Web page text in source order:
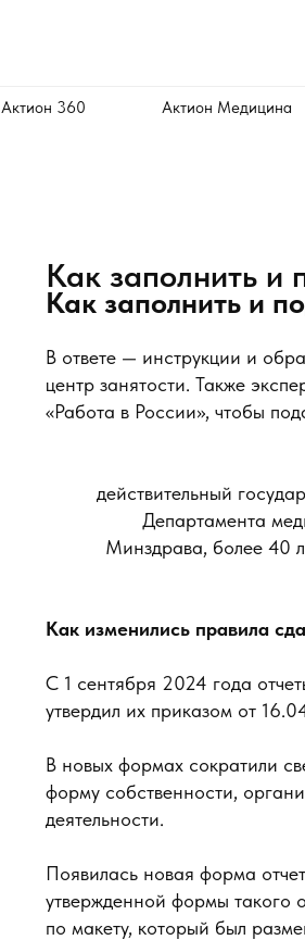
Актион 360 Актион Медицина
Как заполнить и
Как заполнить и
В ответе — инструкции и
центр занятости. Также
«Работа в России», чтобы
действительный
Департамента
Минздрава, более 40
Как изменились правила
С 1 сентября 2024 года
утвердил их приказом от
В новых формах сократили
форму собственности,
деятельности.
Появилась новая форма
утвержденной формы такого
по макету, который был